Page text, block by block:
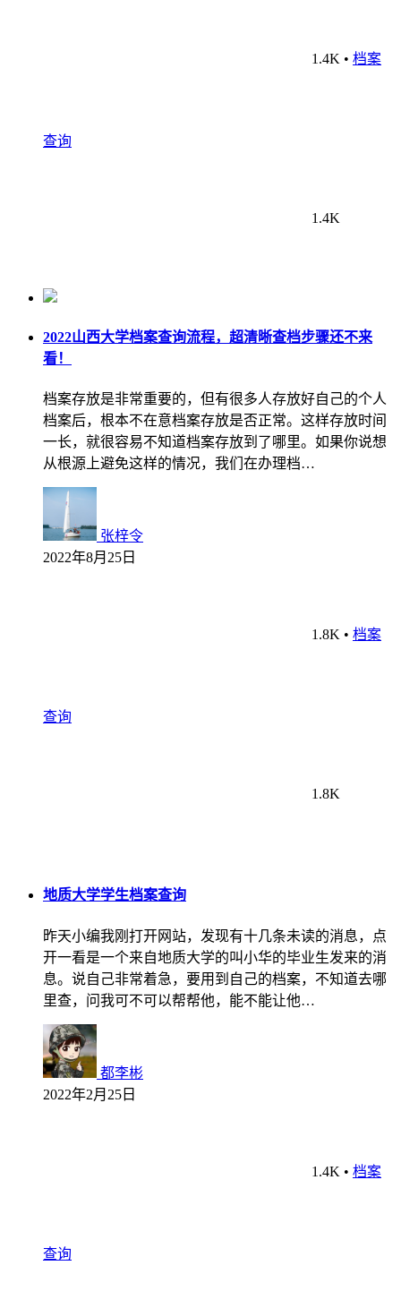
1.4K • 档案
查询
1.4K
2022山西大学档案查询流程，超清晰查档步骤还不来
看！
档案存放是非常重要的，但有很多人存放好自己的个人
档案后，根本不在意档案存放是否正常。这样存放时间
一长，就很容易不知道档案存放到了哪里。如果你说想
从根源上避免这样的情况，我们在办理档…
张梓令
2022年8月25日
1.8K • 档案
查询
1.8K
地质大学学生档案查询
昨天小编我刚打开网站，发现有十几条未读的消息，点
开一看是一个来自地质大学的叫小华的毕业生发来的消
息。说自己非常着急，要用到自己的档案，不知道去哪
里查，问我可不可以帮帮他，能不能让他…
都李彬
2022年2月25日
1.4K • 档案
查询